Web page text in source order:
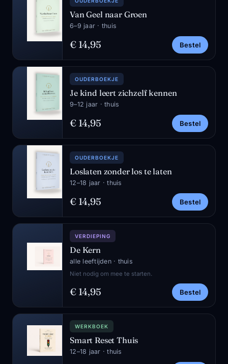
Van Geel naar Groen
6–9 jaar · thuis
€ 14,95 Bestel
OUDERBOEKJE
Je kind leert zichzelf kennen
9–12 jaar · thuis
€ 14,95 Bestel
OUDERBOEKJE
Loslaten zonder los te laten
12–18 jaar · thuis
€ 14,95 Bestel
VERDIEPING
De Kern
alle leeftijden · thuis
Niet nodig om mee te starten.
€ 14,95 Bestel
WERKBOEK
Smart Reset Thuis
12–18 jaar · thuis